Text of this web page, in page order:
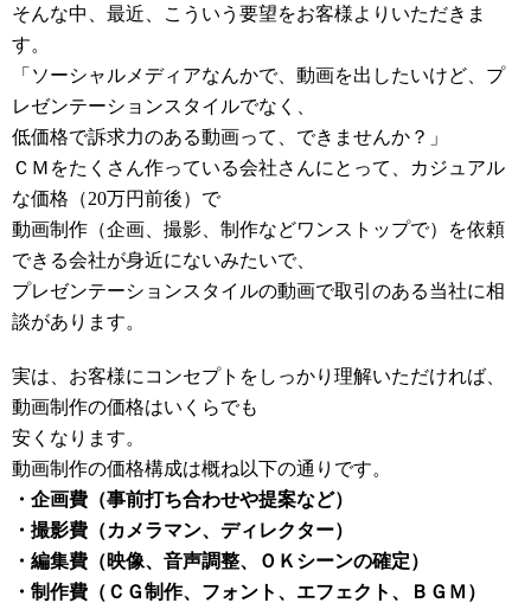
そんな中、最近、こういう要望をお客様よりいただきま
す。
「ソーシャルメディアなんかで、動画を出したいけど、プ
レゼンテーションスタイルでなく、
低価格で訴求力のある動画って、できませんか？」
ＣＭをたくさん作っている会社さんにとって、カジュアル
な価格（20万円前後）で
動画制作（企画、撮影、制作などワンストップで）を依頼
できる会社が身近にないみたいで、
プレゼンテーションスタイルの動画で取引のある当社に相
談があります。
実は、お客様にコンセプトをしっかり理解いただければ、
動画制作の価格はいくらでも
安くなります。
動画制作の価格構成は概ね以下の通りです。
・企画費（事前打ち合わせや提案など）
・撮影費（カメラマン、ディレクター）
・編集費（映像、音声調整、ＯＫシーンの確定）
・制作費（ＣＧ制作、フォント、エフェクト、ＢＧＭ）